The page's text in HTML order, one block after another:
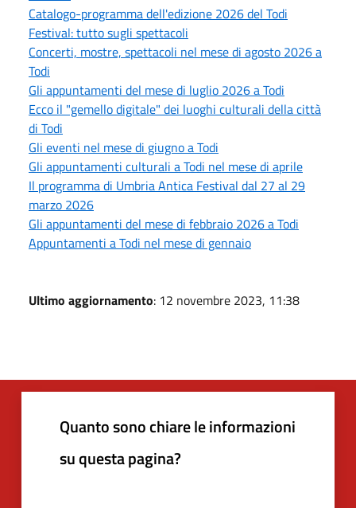
Catalogo-programma dell'edizione 2026 del Todi
Festival: tutto sugli spettacoli
Concerti, mostre, spettacoli nel mese di agosto 2026 a
Todi
Gli appuntamenti del mese di luglio 2026 a Todi
Ecco il "gemello digitale" dei luoghi culturali della città
di Todi
Gli eventi nel mese di giugno a Todi
Gli appuntamenti culturali a Todi nel mese di aprile
Il programma di Umbria Antica Festival dal 27 al 29
marzo 2026
Gli appuntamenti del mese di febbraio 2026 a Todi
Appuntamenti a Todi nel mese di gennaio
Ultimo aggiornamento: 12 novembre 2023, 11:38
Quanto sono chiare le informazioni
su questa pagina?